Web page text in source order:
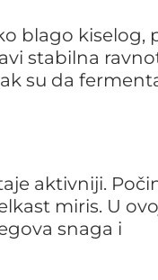
blago kiselog,
stabilna
su da
aktivniji.
miris. U
snaga i